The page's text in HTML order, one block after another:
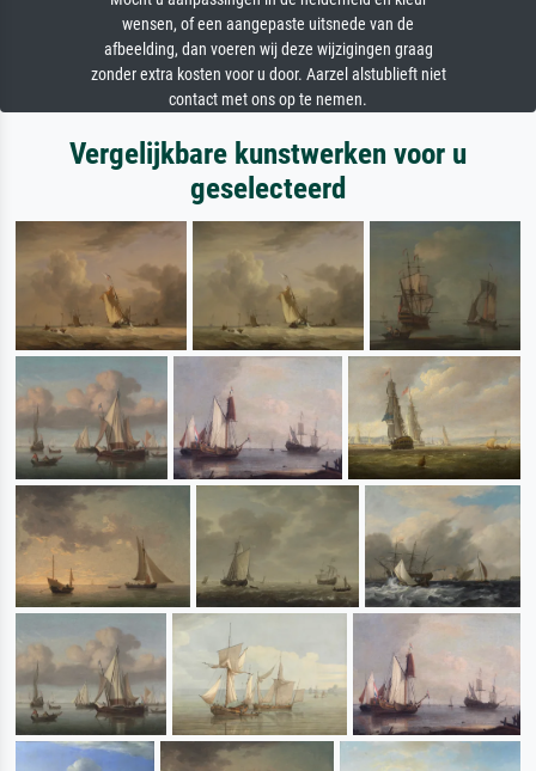
wensen, of een aangepaste uitsnede van de
afbeelding, dan voeren wij deze wijzigingen graag
zonder extra kosten voor u door. Aarzel alstublieft niet
contact met ons op te nemen.
Vergelijkbare kunstwerken voor u
geselecteerd